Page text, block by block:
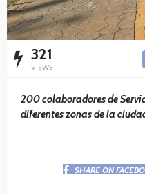
321
VIEWS
200 colaboradores de
diferentes zonas de la
SHARE ON